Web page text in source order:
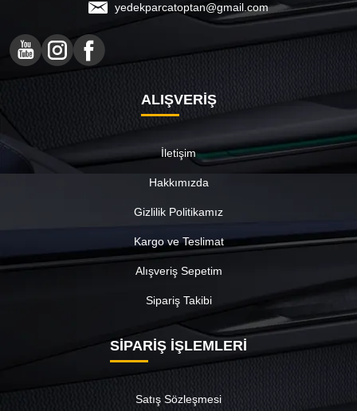
yedekparcatoptan@gmail.com
ALIŞVERİŞ
İletişim
Hakkımızda
Gizlilik Politikamız
Kargo ve Teslimat
Alışveriş Sepetim
Sipariş Takibi
SİPARİŞ İŞLEMLERİ
Satış Sözleşmesi